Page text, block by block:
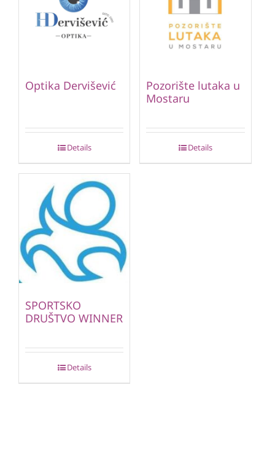
Optika Dervišević
Details
Pozorište lutaka u
Mostaru
Details
SPORTSKO
DRUŠTVO WINNER
Details